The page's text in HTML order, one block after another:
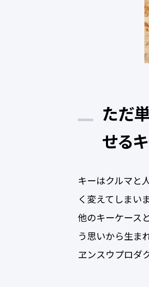
ただ
せる
キーはクルマと
く変えてしまいま
他のキーケース
う思いから生ま
ヱンスウプロダ